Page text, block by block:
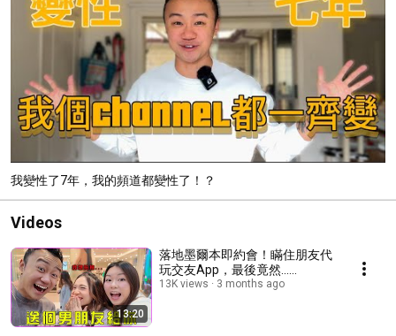
我變性了7年，我的頻道都變性了！？
Videos
13:20
落地墨爾本即約會！瞞住朋友代
玩交友App，最後竟然......
13K views 3 months ago